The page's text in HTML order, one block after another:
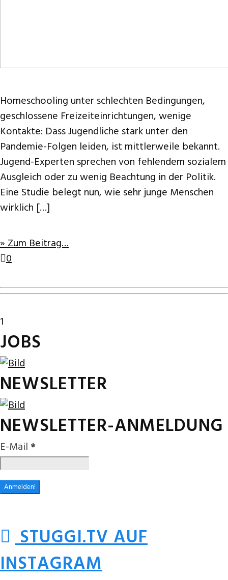
Homeschooling unter schlechten Bedingungen,
geschlossene Freizeiteinrichtungen, wenige
Kontakte: Dass Jugendliche stark unter den
Pandemie-Folgen leiden, ist mittlerweile bekannt.
Jugend-Experten sprechen von fehlendem sozialem
Ausgleich oder zu wenig Beachtung in der Politik.
Eine Studie belegt nun, wie sehr junge Menschen
wirklich […]
» Zum Beitrag…
0
1
JOBS
NEWSLETTER
NEWSLETTER-ANMELDUNG
E-Mail*
STUGGI.TV AUF
INSTAGRAM